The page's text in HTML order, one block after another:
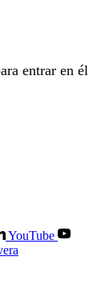
entrar en él
YouTube